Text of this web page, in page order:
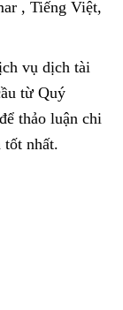
, Tiếng Việt,
vụ dịch tài
từ Quý
thảo luận chi
tốt nhất.